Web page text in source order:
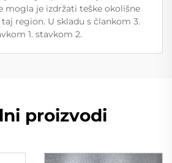
mogla je izdržati teške okolišne
region. U skladu s člankom 3.
1. stavkom 2.
proizvodi